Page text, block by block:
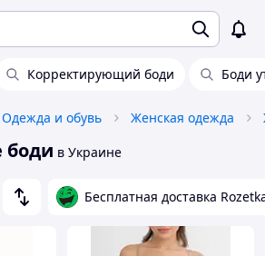
Корректирующий боди Боди
Одежда и обувь Женская одежда
боди в Украине
Бесплатная доставка